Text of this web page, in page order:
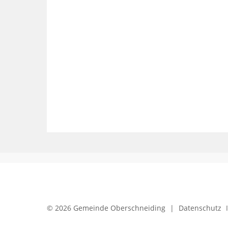
© 2026 Gemeinde Oberschneiding | Datenschutz